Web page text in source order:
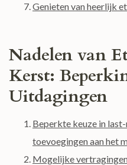
Genieten van heerlijk
Nadelen van
Kerst:
Uitdagingen
Beperkte keuze in
toevoegingen aan het
Mogelijke